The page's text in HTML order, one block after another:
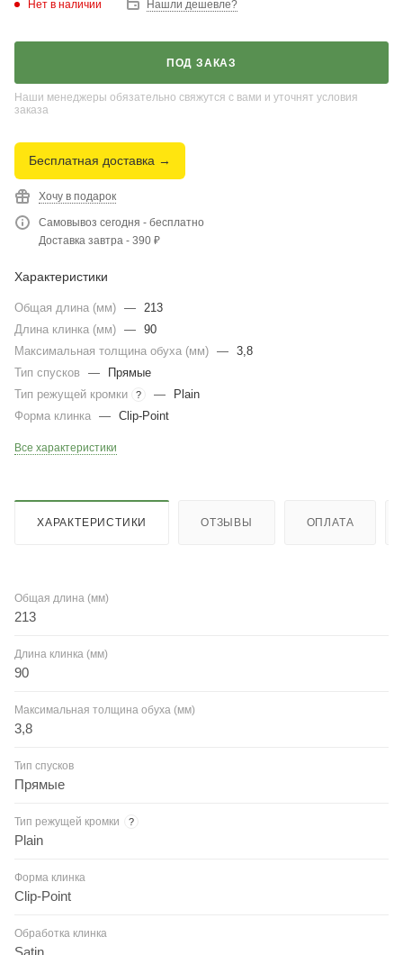
Нет в наличии Нашли дешевле?
ПОД ЗАКАЗ
Наши менеджеры обязательно свяжутся с вами и уточнят условия
заказа
Бесплатная доставка →
Хочу в подарок
Самовывоз сегодня - бесплатно
Доставка завтра - 390 ₽
Характеристики
Общая длина (мм) — 213
Длина клинка (мм) — 90
Максимальная толщина обуха (мм) — 3,8
Тип спусков
—
Прямые
Тип режущей кромки
? —
Plain
Форма клинка — Clip-Point
Все характеристики
ХАРАКТЕРИСТИКИ ОТЗЫВЫ ОПЛАТА
Общая длина (мм)
213
Длина клинка (мм)
90
Максимальная толщина обуха (мм)
3,8
Тип спусков
Прямые
Тип режущей кромки ?
Plain
Форма клинка
Clip-Point
Обработка клинка
Satin